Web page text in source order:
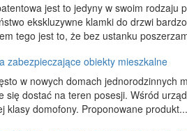
jest to jedyny w swoim
ekskluzywne klamki do drzwi
tego jest to, że bez ustanku
zabezpieczające obiekty mieszkalne
w nowych domach jednorodzinnych
się dostać na teren posesji. Wśród
klasy domofony. Proponowane produkt...